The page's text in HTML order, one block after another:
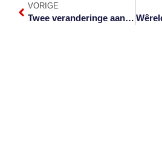
VORIGE
Twee veranderinge aan Pumas vir Lions in Mbombela